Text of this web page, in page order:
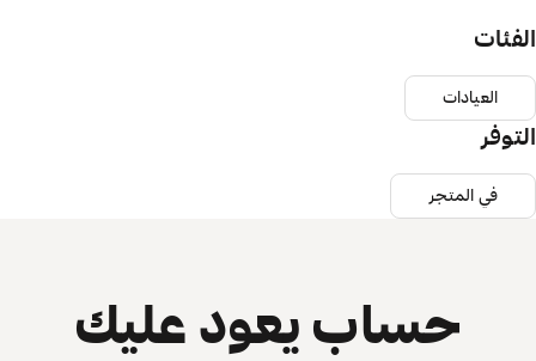
الفئات
العيادات
التوفر
في المتجر
حساب يعود عليك